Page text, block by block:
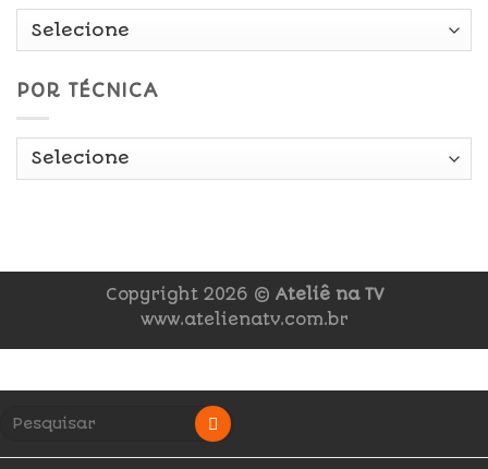
POR TÉCNICA
Copyright 2026 © Ateliê na TV
www.atelienatv.com.br